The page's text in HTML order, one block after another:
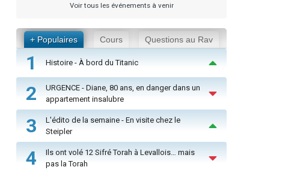
Voir tous les événements à venir
+ Populaires Cours Questions au Rav
1 Histoire - À bord du Titanic
2
URGENCE - Diane, 80 ans, en danger dans un
appartement insalubre
3
L'édito de la semaine - En visite chez le
Steipler
4
Ils ont volé 12 Sifré Torah à Levallois… mais
pas la Torah